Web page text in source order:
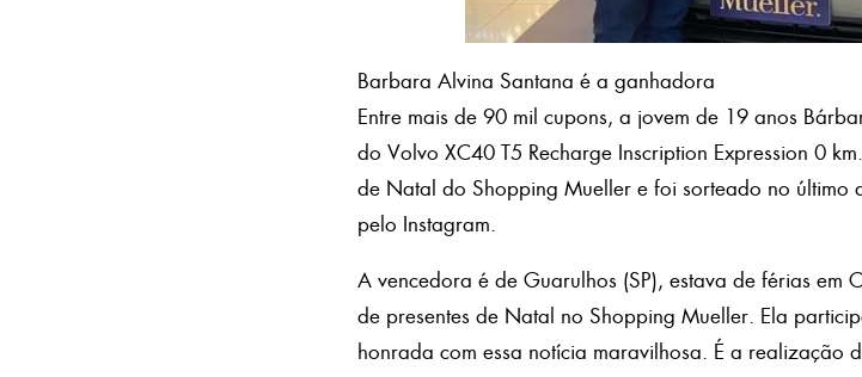
Barbara Alvina Santana é a ganhadora
Entre mais de 90 mil cupons, a jovem de 19 anos
do Volvo XC40 T5 Recharge Inscription Expression 0
de Natal do Shopping Mueller e foi sorteado no último
pelo Instagram.
A vencedora é de Guarulhos (SP), estava de férias
de presentes de Natal no Shopping Mueller. Ela
honrada com essa notícia maravilhosa. É a realização